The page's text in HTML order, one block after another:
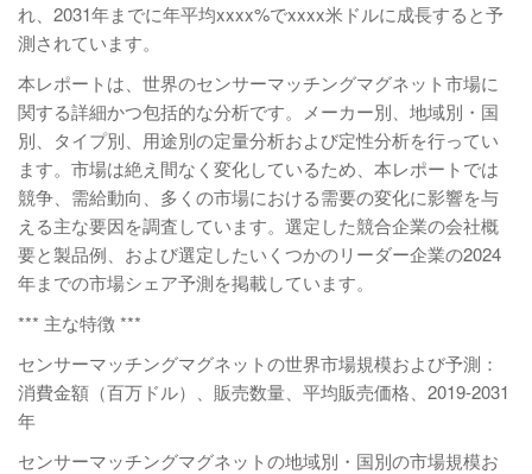
れ、2031年までに年平均xxxx%でxxxx米ドルに成長すると予
測されています。
本レポートは、世界のセンサーマッチングマグネット市場に
関する詳細かつ包括的な分析です。メーカー別、地域別・国
別、タイプ別、用途別の定量分析および定性分析を行ってい
ます。市場は絶え間なく変化しているため、本レポートでは
競争、需給動向、多くの市場における需要の変化に影響を与
える主な要因を調査しています。選定した競合企業の会社概
要と製品例、および選定したいくつかのリーダー企業の2024
年までの市場シェア予測を掲載しています。
*** 主な特徴 ***
センサーマッチングマグネットの世界市場規模および予測：
消費金額（百万ドル）、販売数量、平均販売価格、2019-2031
年
センサーマッチングマグネットの地域別・国別の市場規模お